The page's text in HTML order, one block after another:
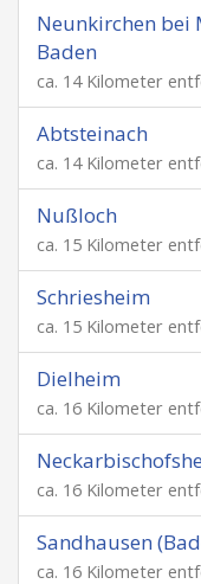
Neunkirchen bei
Baden
ca. 14 Kilometer
Abtsteinach
ca. 14 Kilometer
Nußloch
ca. 15 Kilometer
Schriesheim
ca. 15 Kilometer
Dielheim
ca. 16 Kilometer
ca. 16 Kilometer
Sandhausen
ca. 16 Kilometer